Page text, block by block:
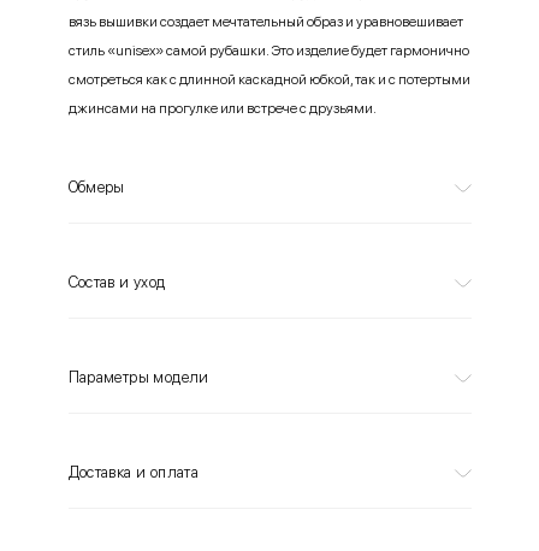
вязь вышивки создает мечтательный образ и уравновешивает
стиль «unisex» самой рубашки. Это изделие будет гармонично
смотреться как с длинной каскадной юбкой, так и с потертыми
джинсами на прогулке или встрече с друзьями.
Обмеры
Состав и уход
Параметры модели
Доставка и оплата